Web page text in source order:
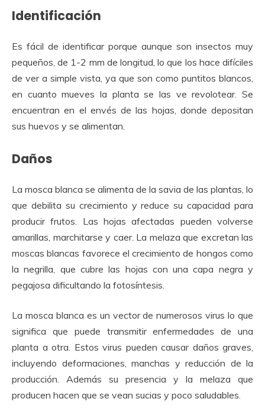
Identificación
Es fácil de identificar porque aunque son insectos muy
pequeños, de 1-2 mm de longitud, lo que los hace difíciles
de ver a simple vista, ya que son como puntitos blancos,
en cuanto mueves la planta se las ve revolotear. Se
encuentran en el envés de las hojas, donde depositan
sus huevos y se alimentan.
Daños
La mosca blanca se alimenta de la savia de las plantas, lo
que debilita su crecimiento y reduce su capacidad para
producir frutos. Las hojas afectadas pueden volverse
amarillas, marchitarse y caer. La melaza que excretan las
moscas blancas favorece el crecimiento de hongos como
la negrilla, que cubre las hojas con una capa negra y
pegajosa dificultando la fotosíntesis.
La mosca blanca es un vector de numerosos virus lo que
significa que puede transmitir enfermedades de una
planta a otra. Estos virus pueden causar daños graves,
incluyendo deformaciones, manchas y reducción de la
producción. Además su presencia y la melaza que
producen hacen que se vean sucias y poco saludables.